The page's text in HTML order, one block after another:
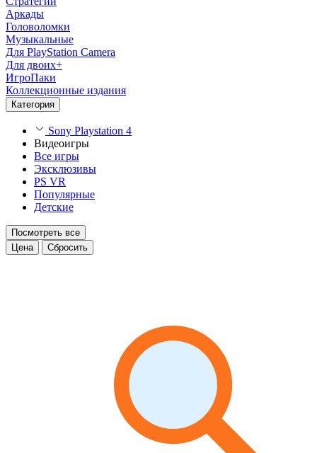
Аркады
Головоломки
Музыкальные
Для PlayStation Camera
Для двоих+
ИгроПаки
Коллекционные издания
Категория
Sony Playstation 4
Видеоигры
Все игры
Эксклюзивы
PS VR
Популярные
Детские
Посмотреть все
Цена
Сбросить